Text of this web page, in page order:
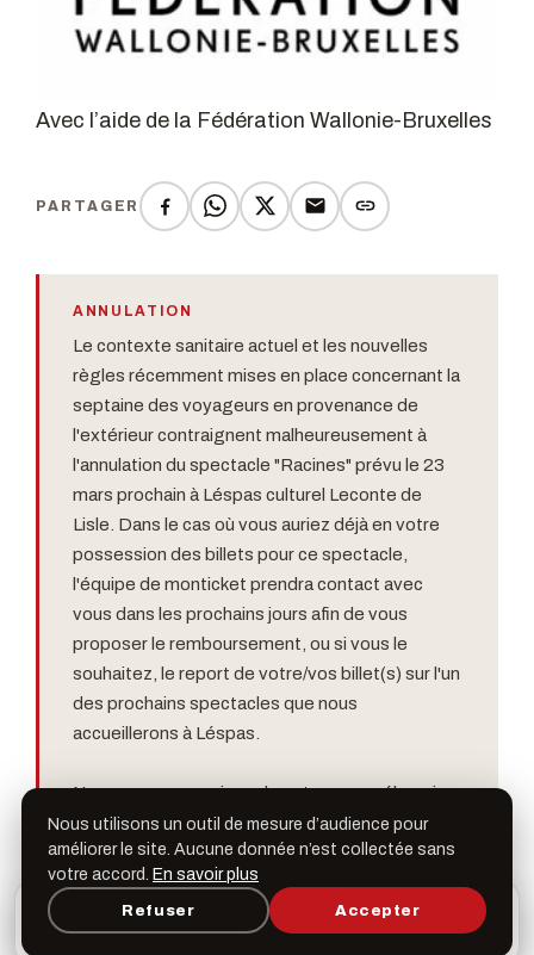
Avec l’aide de la Fédération Wallonie-Bruxelles
PARTAGER
ANNULATION
Le contexte sanitaire actuel et les nouvelles
règles récemment mises en place concernant la
septaine des voyageurs en provenance de
l'extérieur contraignent malheureusement à
l'annulation du spectacle "Racines" prévu le 23
mars prochain à Léspas culturel Leconte de
Lisle. Dans le cas où vous auriez déjà en votre
possession des billets pour ce spectacle,
l'équipe de monticket prendra contact avec
vous dans les prochains jours afin de vous
proposer le remboursement, ou si vous le
souhaitez, le report de votre/vos billet(s) sur l'un
des prochains spectacles que nous
accueillerons à Léspas.
Nous vous remercions de votre compréhension.
THÉMATIQUES
Danse
L’appli Léspas
Programme, favoris & rappels sur votre écran
×
Nous utilisons un outil de mesure d’audience pour
améliorer le site. Aucune donnée n’est collectée sans
votre accord. En savoir plus
Refuser Accepter